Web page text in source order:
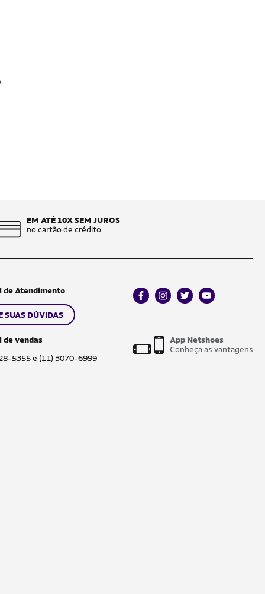
EM ATÉ 10X SEM JUROS
no cartão de crédito
de Atendimento
SUAS DÚVIDAS
de vendas
5355 e (11) 3070-6999
facebookinstagram
twitteryoutube
App Netshoes
Conheça as vantagens